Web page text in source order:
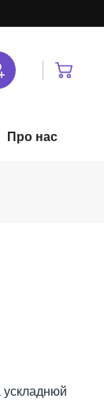
Про нас
ускладнюй